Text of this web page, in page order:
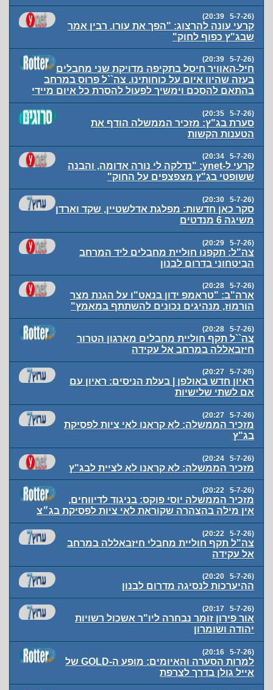
(5-7-26 20:39)
קרעי עונה להרצוג: "הפך את עורו. רבין אמר
שבג"ץ כפוף לחוק"
(5-7-26 20:39)
חיל-האוויר חיסל בתקיפה מדויקת שני מחבלים
בעזה שהיוו איום על כוחותינו. צה``ל פרוס במרחב
בהתאם להסכם וימשיך לפעול להסרת כל איום מיידי
(5-7-26 20:35)
סערת בג"ץ: מזכיר הממשלה הודף את
הטענות הקשות
(5-7-26 20:34)
קרעי ל-ynet: "נדלקה לי נורה אדומה, והבנה
ששופטי בג"ץ מצפצפים על החוק"
(5-7-26 20:30)
סקר כאן חדשות: מפלגת אדלשטיין, שקד וארדן
משיגה 6 מנדטים
(5-7-26 20:29)
צה"ל: תקפנו חוליית מחבלים ליד המרחב
הביטחוני בדרום לבנון
(5-7-26 20:28)
ארה"ב: "טראמפ ידון בנאט"ו על הגנת מצר
הורמוז, מנהיגים נכונים להשתתף במאמץ"
(5-7-26 20:28)
צה``ל תקף חוליית מחבלים מארגון הטרור
חיזבאללה במרחב אל עקידה
(5-7-26 20:27)
ראיון חדש באולפן | בעלת הניסים: ראיון עם
אם לשתי שלישיות
(5-7-26 20:27)
מזכיר הממשלה: לא קראנו לאי ציות לפסיקת
בג"ץ
(5-7-26 20:24)
מזכיר הממשלה: לא קראנו לא לציית לבג"ץ
(5-7-26 20:22)
מזכיר הממשלה יוסי פוקס: בניגוד לדיווחים,
אין מילה בהצהרה שקוראת לאי ציות לפסיקת בג״צ
(5-7-26 20:22)
צה"ל תקף חוליית מחבלי חיזבאללה במרחב
אל עקידה
(5-7-26 20:20)
ההיערכות לנסיגה מדרום לבנון
(5-7-26 20:17)
אור פירון זומר נבחרה ליו"ר אשכול רשויות
יהודה ושומרון
(5-7-26 20:16)
למרות הסערה והאיומים: מופע ה-GOLD של
אייל גולן בדרך לצרפת